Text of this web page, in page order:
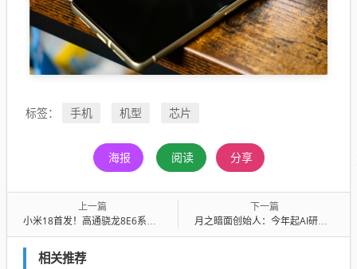
标签： 手机 机型 芯片
海报 阅读 分享
上一篇
小米18首发！高通骁龙8E6系列规格偷跑：全系2nm工艺 双剑齐发
下一篇
月之暗面创始人：今年起AI研究方向将发生巨变 并由AI主导
相关推荐